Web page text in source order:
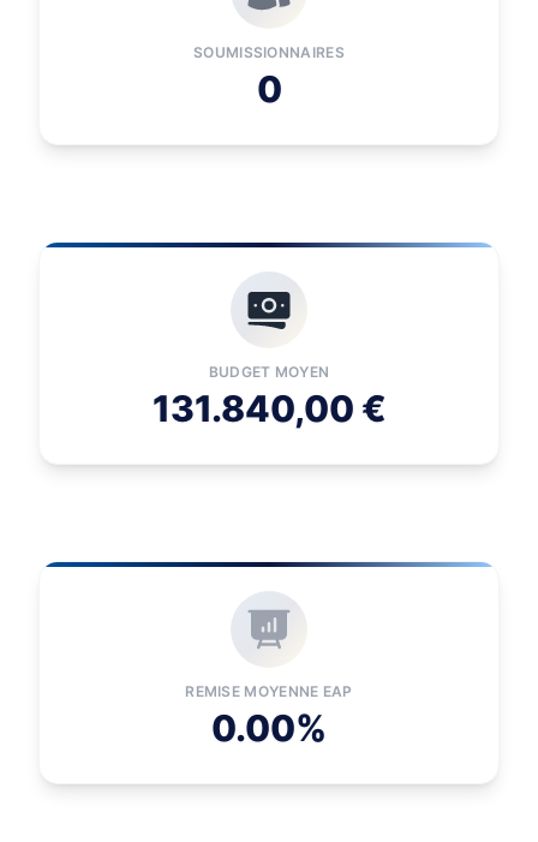
SOUMISSIONNAIRES
0
BUDGET MOYEN
131.840,00 €
REMISE MOYENNE EAP
0.00%